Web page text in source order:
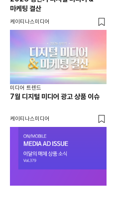
마케팅 결산
케이티나스미디어
미디어 트렌드
7월 디지털 미디어 광고 상품 이슈
케이티나스미디어